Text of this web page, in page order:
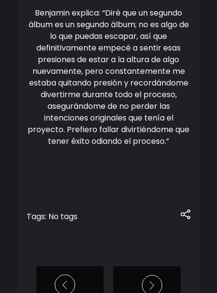
Benjamin explica: “Diré que un segundo
álbum es un segundo álbum; no es algo de
lo que puedas escapar, así que
definitivamente empecé a sentir esas
presiones de estar a la altura de algo
nuevamente, pero constantemente me
estaba quitando presión y recordándome
divertirme durante todo el proceso,
asegurándome de no perder las
intenciones originales que tenía el
proyecto. Prefiero fallar divirtiéndome que
tener éxito odiando el proceso.”
Tags: No tags